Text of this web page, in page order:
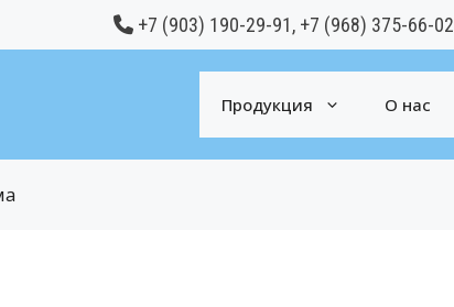
+7 (903) 190-29-91, +7 (968) 375-66-02
Продукция О нас